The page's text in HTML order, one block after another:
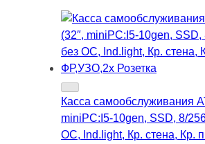
Касса самообслуживания
miniPC:I5-10gen, SSD, 8/
ОС, Ind.light, Кр. стена, Кр.